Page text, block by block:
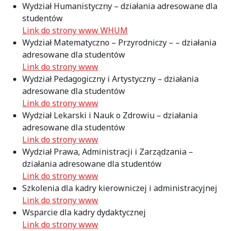
Wydział Humanistyczny – działania adresowane dla
studentów
Link do strony www WHUM
Wydział Matematyczno – Przyrodniczy – – działania
adresowane dla studentów
Link do strony www
Wydział Pedagogiczny i Artystyczny – działania
adresowane dla studentów
Link do strony www
Wydział Lekarski i Nauk o Zdrowiu – działania
adresowane dla studentów
Link do strony www
Wydział Prawa, Administracji i Zarządzania –
działania adresowane dla studentów
Link do strony www
Szkolenia dla kadry kierowniczej i administracyjnej
Link do strony www
Wsparcie dla kadry dydaktycznej
Link do strony www